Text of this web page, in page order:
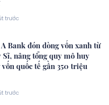
trước
Bank đón dòng vốn xanh từ
Sĩ, nâng tổng quy mô huy
vốn quốc tế gần 350 triệu
trước